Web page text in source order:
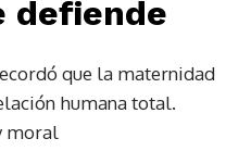
defiende
que la maternidad
humana total.
moral